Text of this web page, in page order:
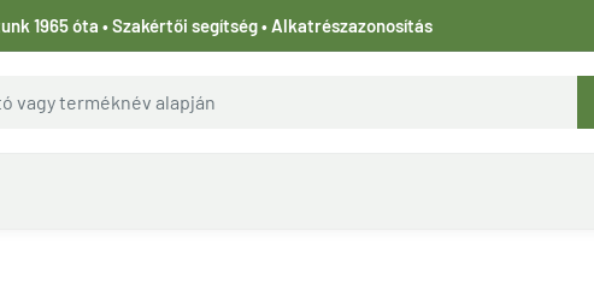
1965 óta • Szakértői segítség • Alkatrészazonosítás